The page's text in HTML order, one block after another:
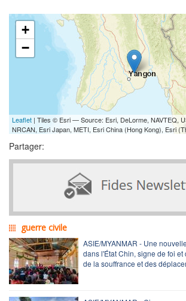
+
−
Leaflet | Tiles © Esri — Source: Esri, DeLorme, NAVTEQ,
NRCAN, Esri Japan, METI, Esri China (Hong Kong), Esri
Partager:
guerre civile
ASIE/MYANMAR - Une
dans l'État Chin, signe de foi
de la souffrance et des